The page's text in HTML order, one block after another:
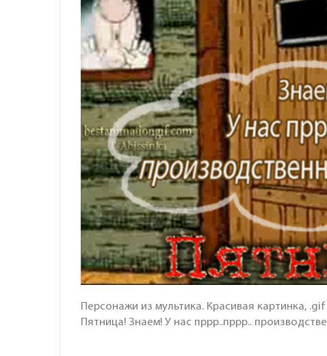
Персонажи из мультика. Красивая картинка,
Пятница! Знаем! У нас пррр..пррр..